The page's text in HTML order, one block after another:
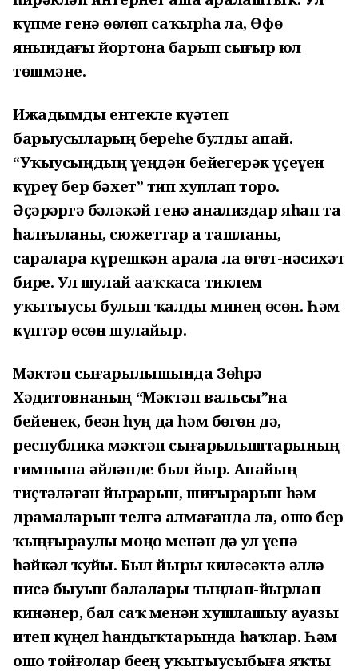
күпме генә өҙөлөп саҡырһа ла, Өфө
янындағы йортона барып сығыр юл
төшмәне.
Ижадымды ентекле күҙәтеп
барыусыларҙың береһе булды апай.
“Уҡыусыңдың үҙеңдән бейегерәк үҫеүен
күреү бер бәхет” тип хуплап торҙо.
Әҫәрҙәргә бәләкәй генә анализдар яһап та
һалғыланы, сюжеттар ҙа ташланы,
сараларҙа күрешкән арала ла өгөт-нәсихәт
бирҙе. Ул шулай аҙаҡҡаса тиклем
уҡытыусы булып ҡалды минең өсөн. Һәм
күптәр өсөн шулайҙыр.
Мәктәп сығарылышында Зөһрә
Хәдитовнаның “Мәктәп вальсы”на
бейенек, беҙҙән һуң да һәм бөгөн дә,
республика мәктәп сығарылыштарының
гимнына әйләнде был йыр. Апайҙың
тиҫтәләгән йырҙарын, шиғырҙарын һәм
драмаларын телгә алмағанда ла, ошо бер
ҡыңғыраулы моңо менән дә ул үҙенә
һәйкәл ҡуйҙы. Был йырҙы киләсәктә әллә
нисә быуын балалары тыңлап-йырлап
кинәнер, бал саҡ менән хушлашыу ауазы
итеп күңел һандыҡтарында һаҡлар. Һәм
ошо тойғолар беҙҙең уҡытыусыбыҙға яҡты